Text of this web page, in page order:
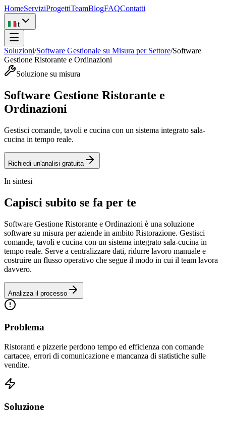
HomeServiziProgettiTeamBlogFAQContatti
it
Soluzioni/Software Gestionale su Misura per Settore/Software
Gestione Ristorante e Ordinazioni
Soluzione su misura
Software Gestione Ristorante e
Ordinazioni
Gestisci comande, tavoli e cucina con un sistema integrato sala-
cucina in tempo reale.
Richiedi un'analisi gratuita
In sintesi
Capisci subito se fa per te
Software Gestione Ristorante e Ordinazioni è una soluzione
software su misura per aziende in ambito Ristorazione. Gestisci
comande, tavoli e cucina con un sistema integrato sala-cucina in
tempo reale. Serve a centralizzare dati, ridurre lavoro manuale e
costruire un flusso operativo che segue il modo in cui il team lavora
davvero.
Analizza il processo
Problema
Ristoranti e pizzerie perdono tempo ed efficienza con comande
cartacee, errori di comunicazione e mancanza di statistiche sulle
vendite.
Soluzione